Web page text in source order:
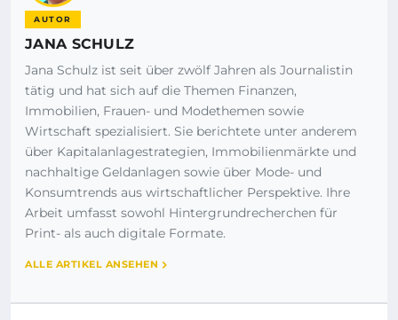
AUTOR
JANA SCHULZ
Jana Schulz ist seit über zwölf Jahren als Journalistin
tätig und hat sich auf die Themen Finanzen,
Immobilien, Frauen- und Modethemen sowie
Wirtschaft spezialisiert. Sie berichtete unter anderem
über Kapitalanlagestrategien, Immobilienmärkte und
nachhaltige Geldanlagen sowie über Mode- und
Konsumtrends aus wirtschaftlicher Perspektive. Ihre
Arbeit umfasst sowohl Hintergrundrecherchen für
Print- als auch digitale Formate.
ALLE ARTIKEL ANSEHEN